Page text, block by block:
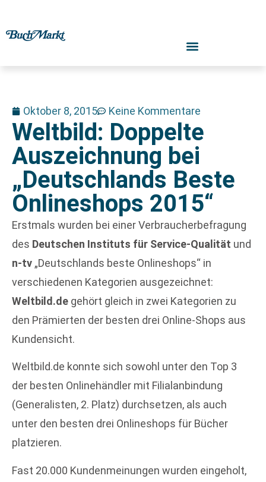
Oktober 8, 2015 Keine Kommentare
Weltbild: Doppelte
Auszeichnung bei
„Deutschlands Beste
Onlineshops 2015“
Erstmals wurden bei einer Verbraucherbefragung
des Deutschen Instituts für Service-Qualität und
n-tv „Deutschlands beste Onlineshops“ in
verschiedenen Kategorien ausgezeichnet:
Weltbild.de gehört gleich in zwei Kategorien zu
den Prämierten der besten drei Online-Shops aus
Kundensicht.
Weltbild.de konnte sich sowohl unter den Top 3
der besten Onlinehändler mit Filialanbindung
(Generalisten, 2. Platz) durchsetzen, als auch
unter den besten drei Onlineshops für Bücher
platzieren.
Fast 20.000 Kundenmeinungen wurden eingeholt,